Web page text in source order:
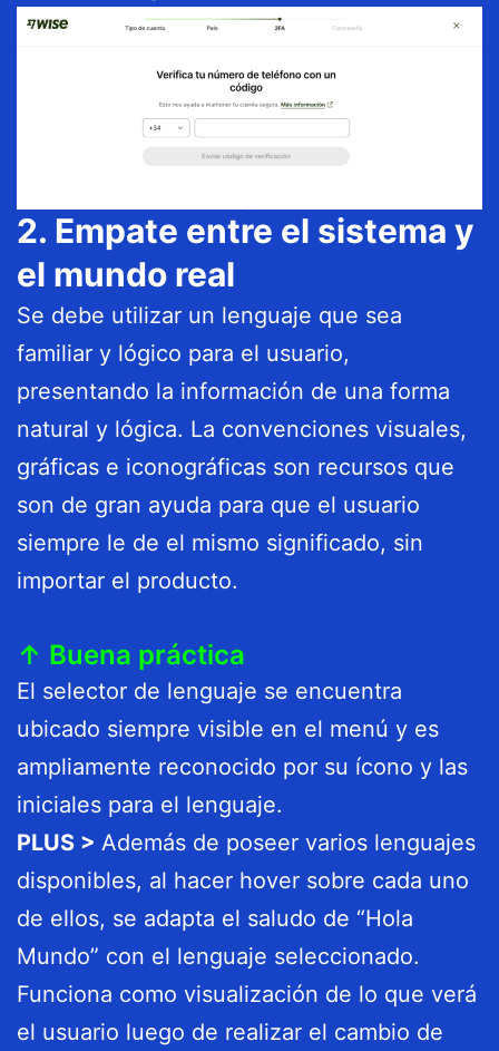
2. Empate entre el sistema y
el mundo real
Se debe utilizar un lenguaje que sea
familiar y lógico para el usuario,
presentando la información de una forma
natural y lógica. La convenciones visuales,
gráficas e iconográficas son recursos que
son de gran ayuda para que el usuario
siempre le de el mismo significado, sin
importar el producto.
↑ Buena práctica
El selector de lenguaje se encuentra
ubicado siempre visible en el menú y es
ampliamente reconocido por su ícono y las
iniciales para el lenguaje.
PLUS > Además de poseer varios lenguajes
disponibles, al hacer hover sobre cada uno
de ellos, se adapta el saludo de “Hola
Mundo” con el lenguaje seleccionado.
Funciona como visualización de lo que verá
el usuario luego de realizar el cambio de